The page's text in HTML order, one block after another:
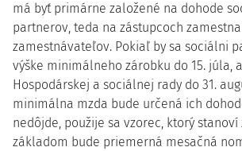
má byť primárne založené na dohode
partnerov, teda na zástupcoch
zamestnávateľov. Pokiaľ by sa sociálni
výške minimálneho zárobku do 15. júla,
Hospodárskej a sociálnej rady do 31.
minimálna mzda bude určená ich
nedôjde, použije sa vzorec, ktorý stanoví
základom bude priemerná mesačná